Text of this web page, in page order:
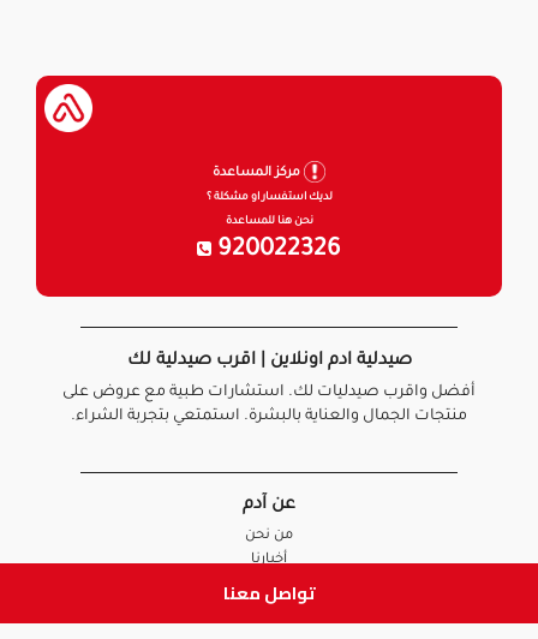
تواصل معنا
مركز المساعدة
لديك استفسار او مشكلة ؟
نحن هنا للمساعدة
920022326
صيدلية ادم اونلاين | اقرب صيدلية لك
أفضل واقرب صيدليات لك. استشارات طبية مع عروض على
منتجات الجمال والعناية بالبشرة. استمتعي بتجربة الشراء.
عن آدم
من نحن
أخبارنا
الأسئلة الشائعة
تواصل معنا